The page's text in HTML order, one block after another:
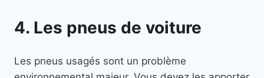
4. Les pneus de voiture
Les pneus usagés sont un problème